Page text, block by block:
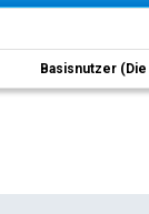
Basisnutzer